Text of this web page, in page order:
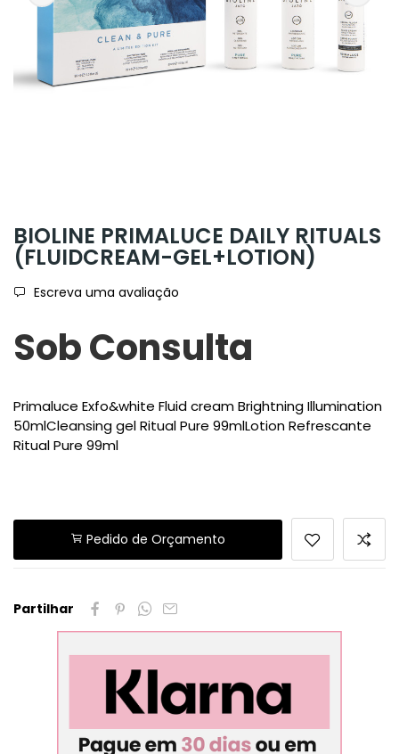
BIOLINE PRIMALUCE DAILY RITUALS
(FLUIDCREAM-GEL+LOTION)
Escreva uma avaliação
Sob Consulta
Primaluce Exfo&white Fluid cream Brightning Illumination
50mlCleansing gel Ritual Pure 99mlLotion Refrescante
Ritual Pure 99ml
Pedido de Orçamento
Partilhar